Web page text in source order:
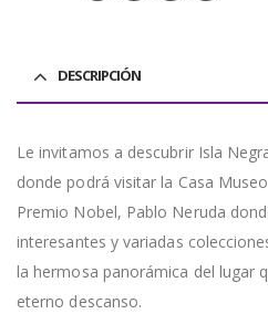
DESCRIPCIÓN
Le invitamos a descubrir Isla
donde podrá visitar la Casa
Premio Nobel, Pablo Neruda
interesantes y variadas
la hermosa panorámica del lugar
eterno descanso.